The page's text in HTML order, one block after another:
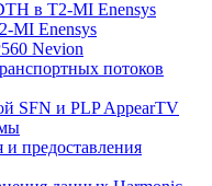
в T2-MI Enensys
MI Enensys
Nevion
потоков
SFN и PLP AppearTV
предоставления